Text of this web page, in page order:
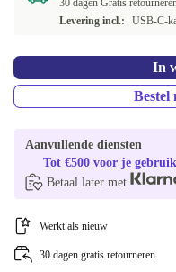
30 dagen Gratis
Levering incl.:
USB-C-
In
Bestel
Aanvullende diensten
Tot €500 voor je
Betaal later met
Werkt als nieuw
30 dagen gratis retourneren